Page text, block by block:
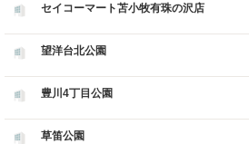
セイコーマート苫小牧有珠の沢店
望洋台北公園
豊川4丁目公園
草笛公園